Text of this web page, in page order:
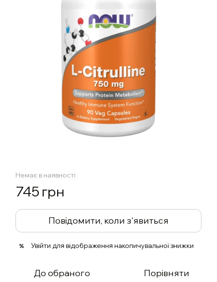
Немає в наявності
745 грн
Повідомити, коли з'явиться
% Увійти для відображення накопичувальної знижки
До обраного Порівняти